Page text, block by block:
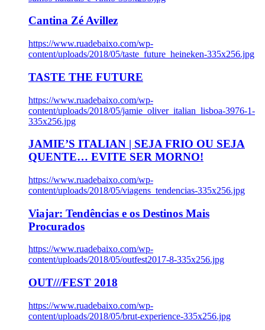
Cantina Zé Avillez
https://www.ruadebaixo.com/wp-
content/uploads/2018/05/taste_future_heineken-335x256.jpg
TASTE THE FUTURE
https://www.ruadebaixo.com/wp-
content/uploads/2018/05/jamie_oliver_italian_lisboa-3976-1-
335x256.jpg
JAMIE’S ITALIAN | SEJA FRIO OU SEJA
QUENTE… EVITE SER MORNO!
https://www.ruadebaixo.com/wp-
content/uploads/2018/05/viagens_tendencias-335x256.jpg
Viajar: Tendências e os Destinos Mais
Procurados
https://www.ruadebaixo.com/wp-
content/uploads/2018/05/outfest2017-8-335x256.jpg
OUT///FEST 2018
https://www.ruadebaixo.com/wp-
content/uploads/2018/05/brut-experience-335x256.jpg